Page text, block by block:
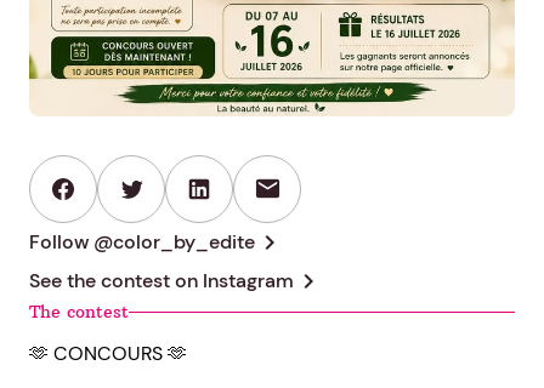
mail
Follow @color_by_edite chevron_right
See the contest on Instagram chevron_right
The contest
🫶 CONCOURS 🫶